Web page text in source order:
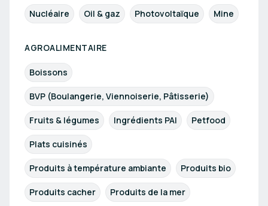
Nucléaire Oil & gaz Photovoltaïque Mine
AGROALIMENTAIRE
Boissons
BVP (Boulangerie, Viennoiserie, Pâtisserie)
Fruits & légumes Ingrédients PAI Petfood
Plats cuisinés
Produits à température ambiante Produits bio
Produits cacher Produits de la mer